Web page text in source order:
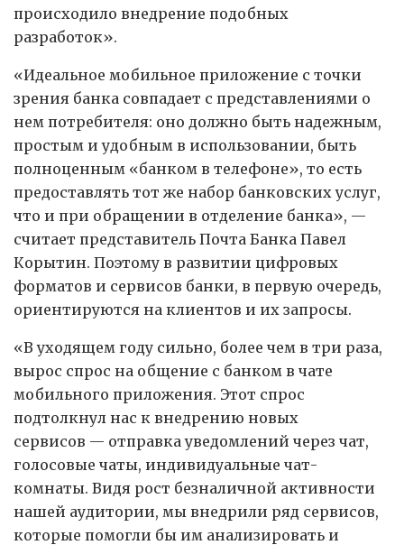
происходило внедрение подобных
разработок».
«Идеальное мобильное приложение с точки
зрения банка совпадает с представлениями о
нем потребителя: оно должно быть надежным,
простым и удобным в использовании, быть
полноценным «банком в телефоне», то есть
предоставлять тот же набор банковских услуг,
что и при обращении в отделение банка», —
считает представитель Почта Банка Павел
Корытин. Поэтому в развитии цифровых
форматов и сервисов банки, в первую очередь,
ориентируются на клиентов и их запросы.
«В уходящем году сильно, более чем в три раза,
вырос спрос на общение с банком в чате
мобильного приложения. Этот спрос
подтолкнул нас к внедрению новых
сервисов — отправка уведомлений через чат,
голосовые чаты, индивидуальные чат-
комнаты. Видя рост безналичной активности
нашей аудитории, мы внедрили ряд сервисов,
которые помогли бы им анализировать и